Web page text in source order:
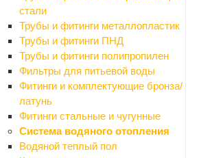
стали
Трубы и фитинги металлопластик
Трубы и фитинги ПНД
Трубы и фитинги полипропилен
Фильтры для питьевой воды
Фитинги и комплектующие бронза/
латунь
Фитинги стальные и чугунные
Система водяного отопления
Водяной теплый пол
Подвесные светильники
Сайдинг
Сетки
Назад
Сетки
Сетки для затенения
Сетки москитные
Сетки ПВС кладочные
Решетки садовые
Сетки дорожные